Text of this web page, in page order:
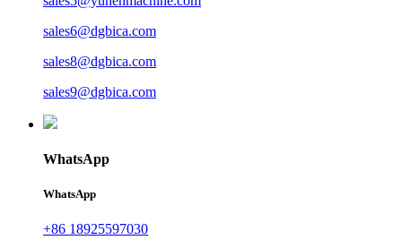
sales6@dgbica.com
sales8@dgbica.com
sales9@dgbica.com
WhatsApp
WhatsApp
+86 18925597030